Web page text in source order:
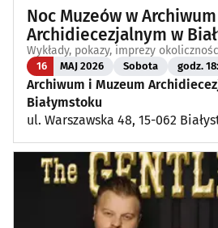
Noc Muzeów w
Archidiecezjalnym w
Wykłady, pokazy, imprezy
16 MAJ 2026 Sobota godz.
Archiwum i Muzeum
Białymstoku
ul. Warszawska 48, 15-062